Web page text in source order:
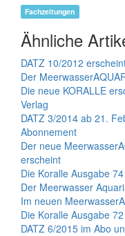
Fachzeitungen
Ähnliche
DATZ 10/2012
Der
Die neue KORALLE
Verlag
DATZ 3/2014 ab 21.
Abonnement
Der neue
erscheint
Die Koralle Ausgabe
Der Meerwasser
Im neuen
Die Koralle Ausgabe
DATZ 6/2015 im Abo